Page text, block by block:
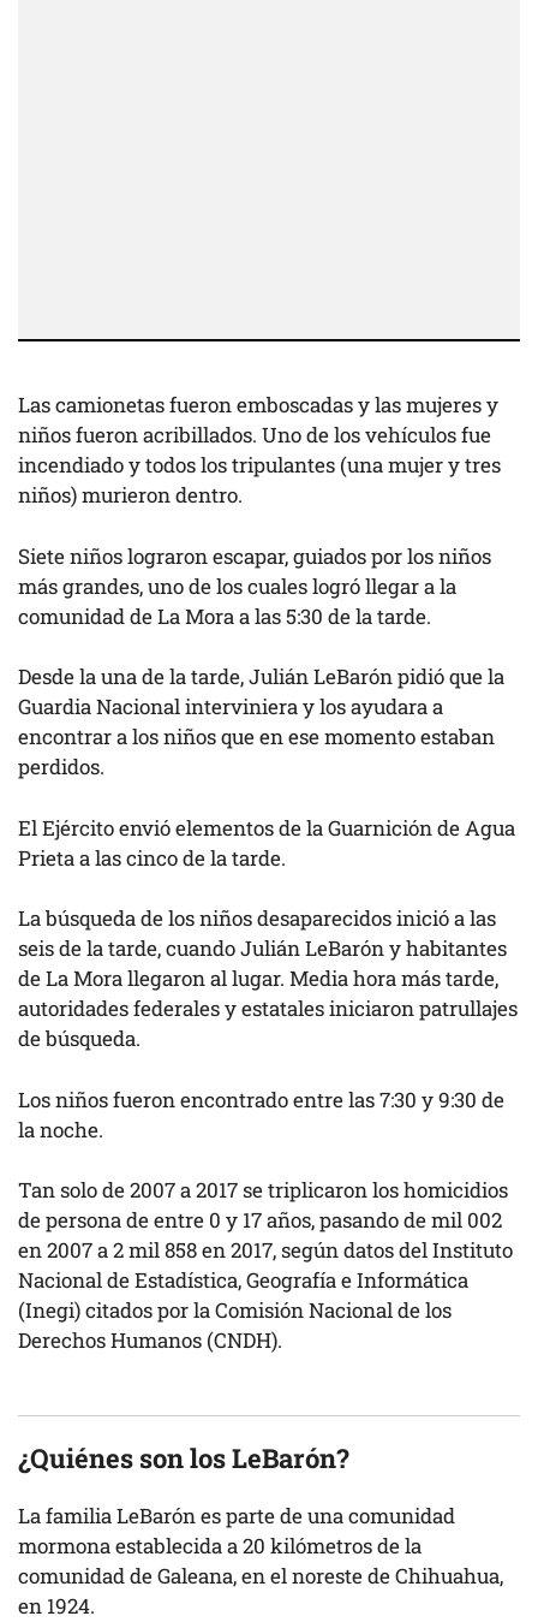
Las camionetas fueron emboscadas y las mujeres y
niños fueron acribillados. Uno de los vehículos fue
incendiado y todos los tripulantes (una mujer y tres
niños) murieron dentro.
Siete niños lograron escapar, guiados por los niños
más grandes, uno de los cuales logró llegar a la
comunidad de La Mora a las 5:30 de la tarde.
Desde la una de la tarde, Julián LeBarón pidió que la
Guardia Nacional interviniera y los ayudara a
encontrar a los niños que en ese momento estaban
perdidos.
El Ejército envió elementos de la Guarnición de Agua
Prieta a las cinco de la tarde.
La búsqueda de los niños desaparecidos inició a las
seis de la tarde, cuando Julián LeBarón y habitantes
de La Mora llegaron al lugar. Media hora más tarde,
autoridades federales y estatales iniciaron patrullajes
de búsqueda.
Los niños fueron encontrado entre las 7:30 y 9:30 de
la noche.
Tan solo de 2007 a 2017 se triplicaron los homicidios
de persona de entre 0 y 17 años, pasando de mil 002
en 2007 a 2 mil 858 en 2017, según datos del Instituto
Nacional de Estadística, Geografía e Informática
(Inegi) citados por la Comisión Nacional de los
Derechos Humanos (CNDH).
¿Quiénes son los LeBarón?
La familia LeBarón es parte de una comunidad
mormona establecida a 20 kilómetros de la
comunidad de Galeana, en el noreste de Chihuahua,
en 1924.